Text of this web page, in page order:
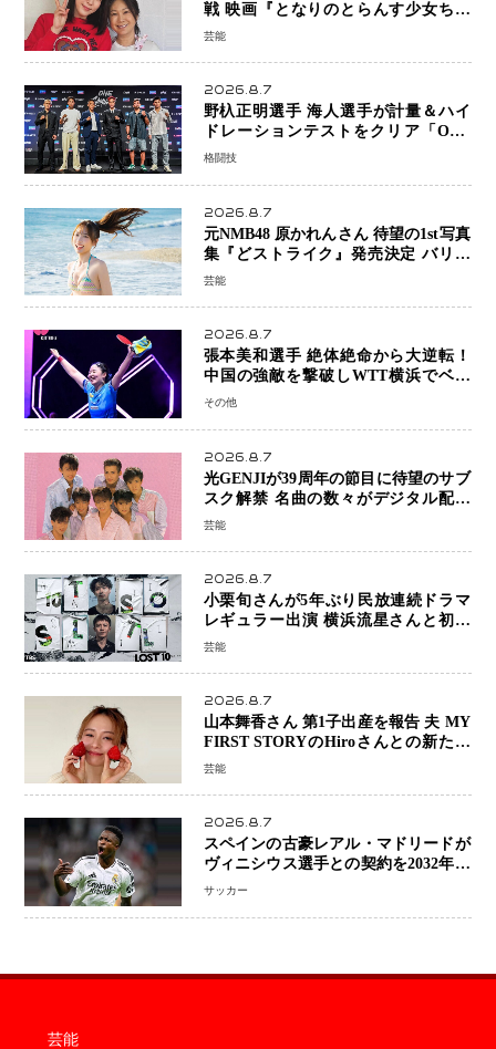
戦 映画『となりのとらんす少女ちゃ
ん』11月7日公開 未来の自分との対話
芸能
2026.8.7
野杁正明選手 海人選手が計量＆ハイ
ドレーションテストをクリア「ONE
SAMURAI 2」決戦へ万全の準備整う
格闘技
2026.8.7
元NMB48 原かれんさん 待望の1st写真
集『どストライク』発売決定 バリで
魅せる25歳の新境地
芸能
2026.8.7
張本美和選手 絶体絶命から大逆転！
中国の強敵を撃破しWTT横浜でベス
ト8進出
その他
2026.8.7
光GENJIが39周年の節目に待望のサブ
スク解禁 名曲の数々がデジタル配信
へ 40周年へ向け1年間で全作品を順次
芸能
2026.8.7
小栗旬さんが5年ぶり民放連続ドラマ
レギュラー出演 横浜流星さんと初共
演『LOST10』で異色バディ結成
芸能
2026.8.7
山本舞香さん 第1子出産を報告 夫 MY
FIRST STORYのHiroさんとの新たな
家族生活「母子ともに健康」
芸能
2026.8.7
スペインの古豪レアル・マドリードが
ヴィニシウス選手との契約を2032年ま
で延長 長期交渉が決着 年俸は約43億
サッカー
芸能